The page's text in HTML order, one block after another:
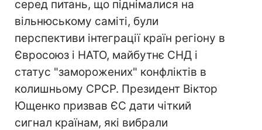
серед питань, що піднімалися на
вільнюському саміті, були
перспективи інтеграції країн регіону в
Євросоюз і НАТО, майбутнє СНД і
статус "заморожених" конфліктів в
колишньому СРСР. Президент Віктор
Ющенко призвав ЄС дати чіткий
сигнал країнам, які вибрали